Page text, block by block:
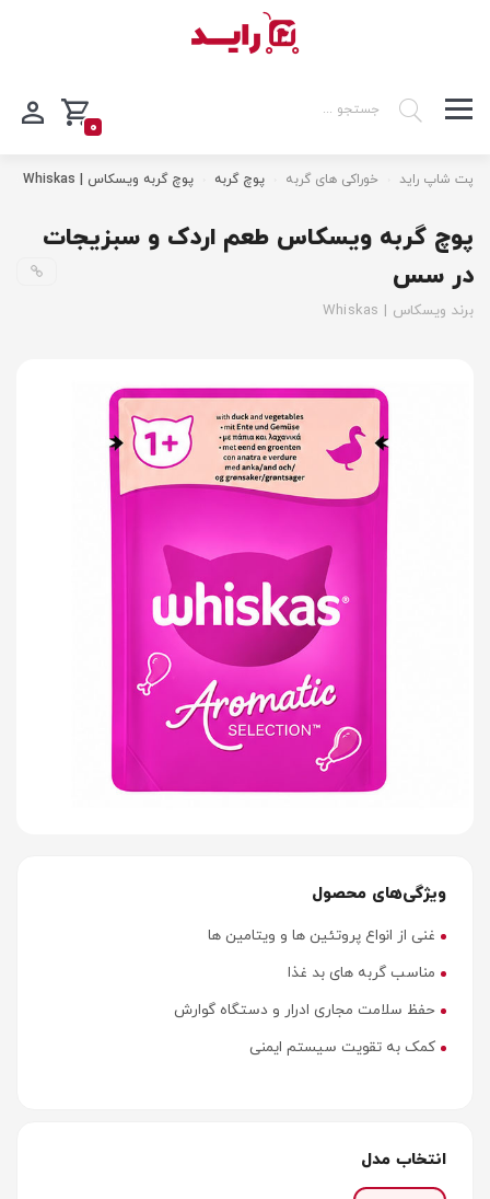
0
پت شاپ راید خوراکی های گربه پوچ گربه پوچ گربه ویسکاس | Whiskas
پوچ گربه ویسکاس طعم اردک و سبزیجات
در سس
برند ویسکاس | Whiskas
ویژگی‌های محصول
غنی از انواع پروتئین ها و ویتامین ها
مناسب گربه های بد غذا
حفظ سلامت مجاری ادرار و دستگاه گوارش
کمک به تقویت سیستم ایمنی
انتخاب مدل